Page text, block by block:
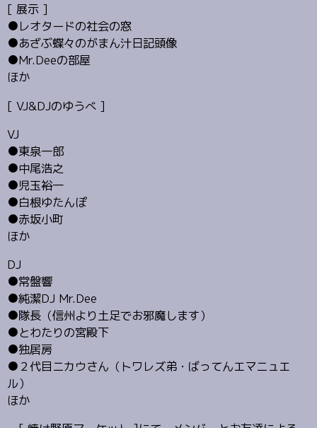
[ 展示 ]
●レオタードの社会の窓
●あざぶ蝶々のがまん汁日記頭像
●Mr.Deeの部屋
ほか
[ VJ&DJのゆうべ ]
VJ
●東泉一郎
●中尾浩之
●児玉裕一
●白根ゆたんぽ
●赤坂小町
ほか
DJ
●常盤響
●純潔DJ Mr.Dee
●隊長（信州より土足でお邪魔します）
●とわたりの宮殿下
●独居房
●２代目ニカウさん（トワレズ弟・ばってんエマニュエ
ル）
ほか